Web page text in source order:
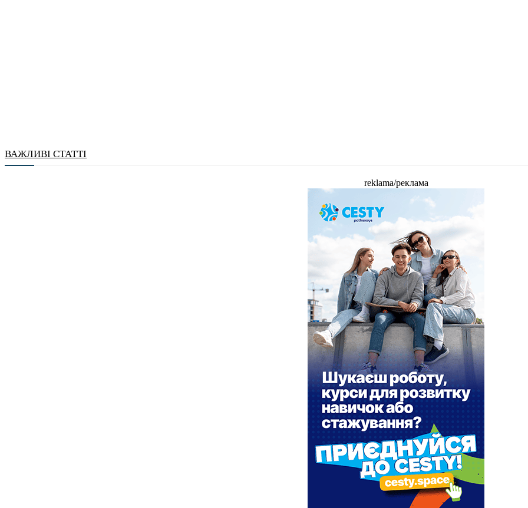
ВАЖЛИВІ СТАТТІ
reklama/реклама